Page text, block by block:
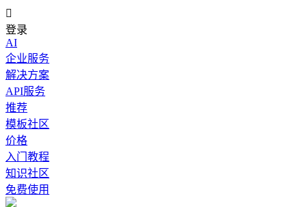

登录
AI
企业服务
解决方案
API服务
推荐
模板社区
价格
入门教程
知识社区
免费使用